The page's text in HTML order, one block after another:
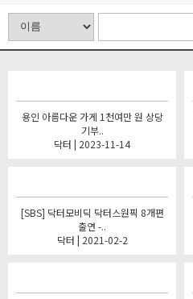
용인 아름다운 가게 1천여만 원 상당
기부..
닥터 | 2023-11-14
[SBS] 닥터모비딕 닥터스원픽 8개편
출연 -..
닥터 | 2021-02-2